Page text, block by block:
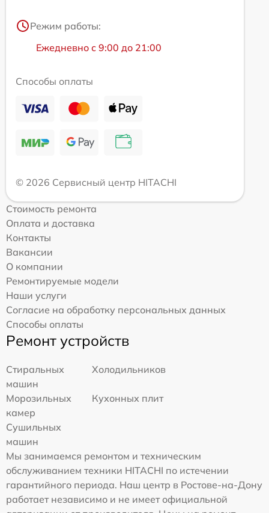
Режим работы:
Ежедневно с 9:00 до 21:00
Способы оплаты
© 2026 Сервисный центр HITACHI
Стоимость ремонта
Оплата и доставка
Контакты
Вакансии
О компании
Ремонтируемые модели
Наши услуги
Согласие на обработку персональных данных
Способы оплаты
Ремонт устройств
Стиральных
машин
Холодильников
Морозильных
камер
Кухонных плит
Сушильных
машин
Мы занимаемся ремонтом и техническим
обслуживанием техники HITACHI по истечении
гарантийного периода. Наш центр в Ростове-на-Дону
работает независимо и не имеет официальной